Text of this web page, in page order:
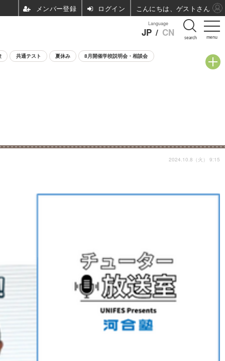
menu
Language
JP / CN search
共通テスト 夏休み 8月開催学校説明会・相談会
2024.10.8（火） 9:15
ログイン こんにちは、ゲストさん